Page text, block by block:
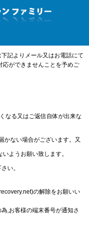
記よりメール又はお電話にて
応ができませんことを予めご
なる又はご返信自体が出来な
かない場合がございます。又
ようお願い致します。
い。
の解除をお願いい
,お客様の端末番号が通知さ